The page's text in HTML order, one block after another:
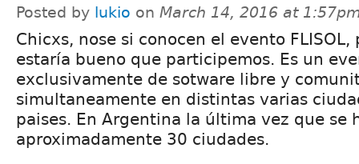
Posted by lukio on March 14, 2016 at
Chicxs, nose si conocen el evento FLISOL,
estaría bueno que participemos. Es un
exclusivamente de sotware libre y
simultaneamente en distintas varias
paises. En Argentina la última vez que se
aproximadamente 30 ciudades.